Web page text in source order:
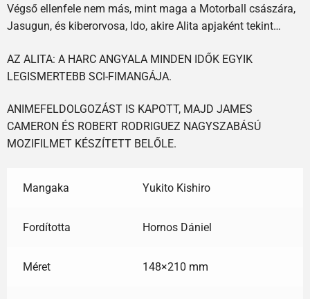
Végső ellenfele nem más, mint maga a Motorball császára,
Jasugun, és kiberorvosa, Ido, akire Alita apjaként tekint…
AZ ALITA: A HARC ANGYALA MINDEN IDŐK EGYIK
LEGISMERTEBB SCI-FIMANGÁJA.
ANIMEFELDOLGOZÁST IS KAPOTT, MAJD JAMES
CAMERON ÉS ROBERT RODRIGUEZ NAGYSZABÁSÚ
MOZIFILMET KÉSZÍTETT BELŐLE.
Mangaka Yukito Kishiro
Fordította Hornos Dániel
Méret 148×210 mm